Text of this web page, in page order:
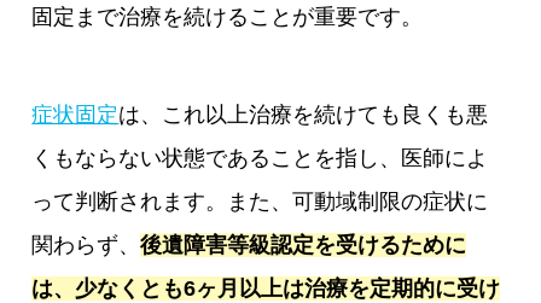
固定まで治療を続けることが重要です。
症状固定は、これ以上治療を続けても良くも悪
くもならない状態であることを指し、医師によ
って判断されます。また、可動域制限の症状に
関わらず、後遺障害等級認定を受けるために
は、少なくとも6ヶ月以上は治療を定期的に受け